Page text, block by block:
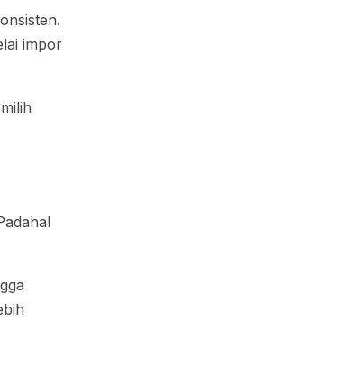
impor